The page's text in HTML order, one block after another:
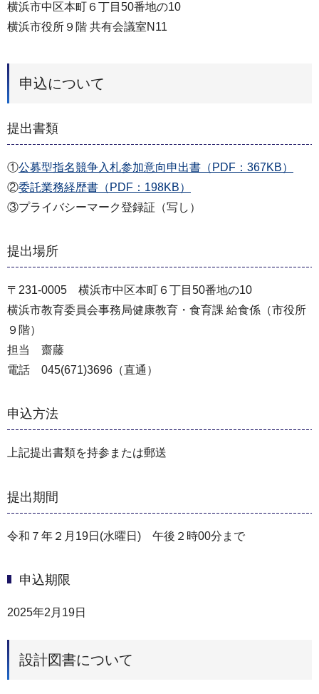
横浜市中区本町６丁目50番地の10
横浜市役所９階 共有会議室N11
申込について
提出書類
①公募型指名競争入札参加意向申出書（PDF：367KB）
②委託業務経歴書（PDF：198KB）
③プライバシーマーク登録証（写し）
提出場所
〒231-0005 横浜市中区本町６丁目50番地の10
横浜市教育委員会事務局健康教育・食育課 給食係（市役所
９階）
担当 齋藤
電話 045(671)3696（直通）
申込方法
上記提出書類を持参または郵送
提出期間
令和７年２月19日(水曜日) 午後２時00分まで
申込期限
2025年2月19日
設計図書について